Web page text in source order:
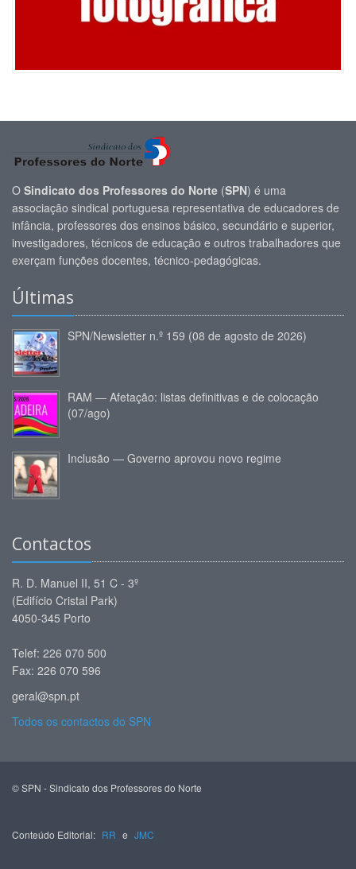
O Sindicato dos Professores do Norte (SPN) é uma
associação sindical portuguesa representativa de educadores de
infância, professores dos ensinos básico, secundário e superior,
investigadores, técnicos de educação e outros trabalhadores que
exerçam funções docentes, técnico-pedagógicas.
Últimas
SPN/Newsletter n.º 159 (08 de agosto de 2026)
RAM — Afetação: listas definitivas e de colocação
(07/ago)
Inclusão — Governo aprovou novo regime
Contactos
R. D. Manuel II, 51 C - 3º
(Edifício Cristal Park)
4050-345 Porto
Telef: 226 070 500
Fax: 226 070 596
geral@spn.pt
Todos os contactos do SPN
© SPN - Sindicato dos Professores do Norte
Conteúdo Editorial: RR e JMC